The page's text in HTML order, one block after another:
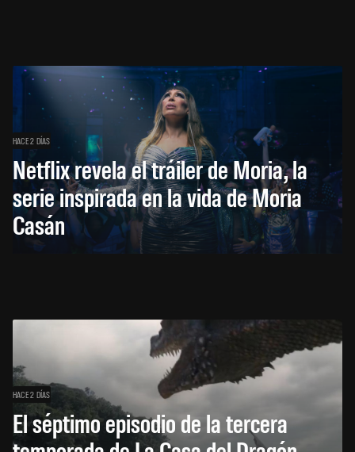
HACE 2 DÍAS
Netflix revela el tráiler de Moria, la
serie inspirada en la vida de Moria
Casán
HACE 2 DÍAS
El séptimo episodio de la tercera